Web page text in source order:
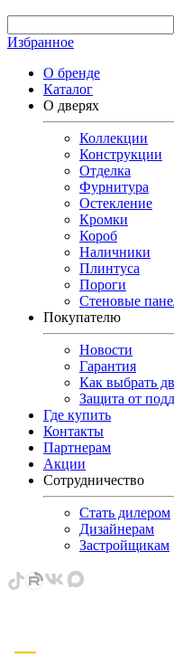
Избранное
О бренде
Каталог
О дверях
Коллекции
Конструкции
Отделка
Фурнитура
Остекление
Кромки
Короб
Наличники
Плинтуса
Пороги
Стеновые
Покупателю
Новости
Гарантия
Как выбрать
Защита от
Где купить
Контакты
Партнерам
Акции
Сотрудничество
Стать дилером
Дизайнерам
Застройщикам